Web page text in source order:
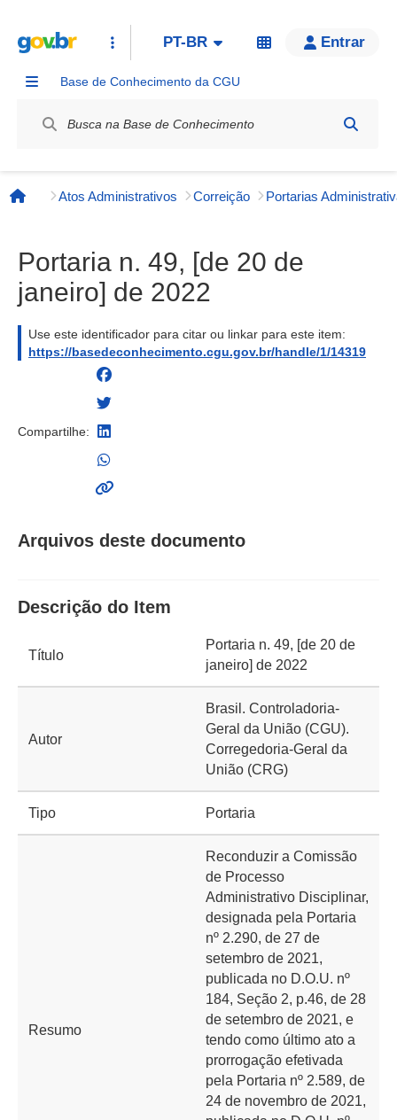
PT-BR Entrar
Base de Conhecimento da CGU
Página inicial
Atos Administrativos Correição
Portaria n. 49, [de 20 de
janeiro] de 2022
Use este identificador para citar ou linkar para este item:
https://basedeconhecimento.cgu.gov.br/handle/1/14319
Compartilhe:
Arquivos deste documento
Descrição do Item
Título
Portaria n. 49, [de 20 de
janeiro] de 2022
Autor
Brasil. Controladoria-
Geral da União (CGU).
Corregedoria-Geral da
União (CRG)
Tipo Portaria
Resumo
Reconduzir a Comissão
de Processo
Administrativo Disciplinar,
designada pela Portaria
nº 2.290, de 27 de
setembro de 2021,
publicada no D.O.U. nº
184, Seção 2, p.46, de 28
de setembro de 2021, e
tendo como último ato a
prorrogação efetivada
pela Portaria nº 2.589, de
24 de novembro de 2021,